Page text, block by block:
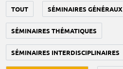
TOUT SÉMINAIRES GÉNÉRAUX
SÉMINAIRES THÉMATIQUES
SÉMINAIRES INTERDISCIPLINAIRES